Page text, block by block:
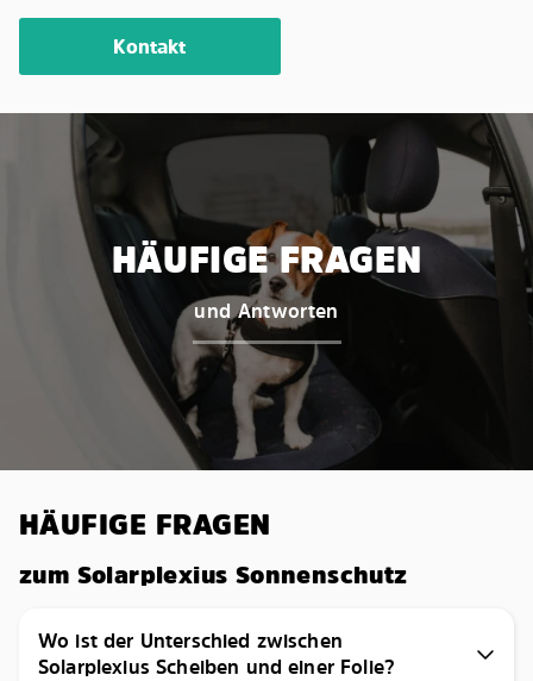
Kontakt
HÄUFIGE FRAGEN
und Antworten
HÄUFIGE FRAGEN
zum Solarplexius Sonnenschutz
Wo ist der Unterschied zwischen
Solarplexius Scheiben und einer Folie?